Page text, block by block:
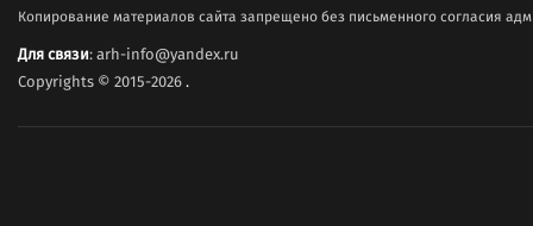
Копирование материалов сайта запрещено без письменного согласия
Для связи: arh-info@yandex.ru
Copyrights © 2015-2026.